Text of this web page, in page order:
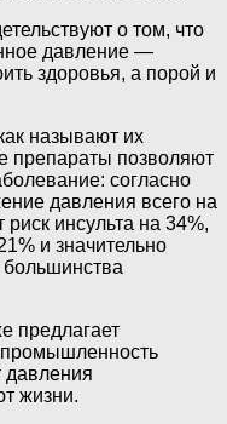
о том, что
давление —
здоровья, а порой и
называют их
препараты позволяют
согласно
давления всего на
риск инсульта на 34%,
и значительно
большинства
предлагает
давления
жизни.